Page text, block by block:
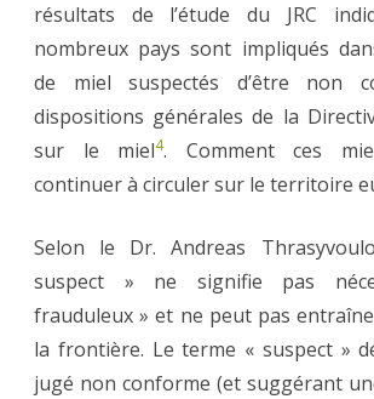
résultats de l’étude du JRC
nombreux pays sont impliqués
de miel suspectés d’être non
dispositions générales de la
sur le miel4. Comment ces
continuer à circuler sur le territoire
Selon le Dr. Andreas
suspect » ne signifie pas
frauduleux » et ne peut pas
la frontière. Le terme « suspect »
jugé non conforme (et suggérant